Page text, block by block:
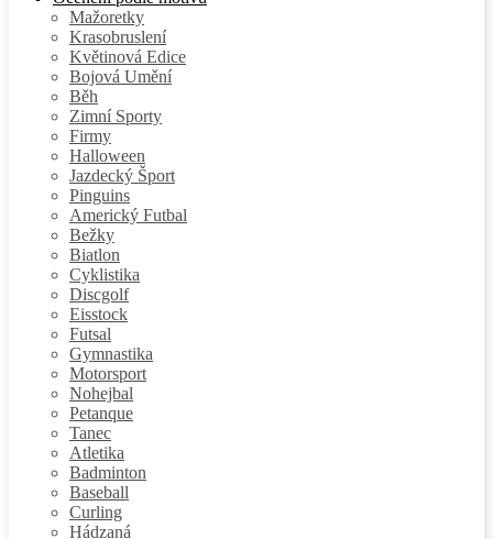
Mažoretky
Krasobruslení
Květinová Edice
Bojová Umění
Běh
Zimní Sporty
Firmy
Halloween
Jazdecký Šport
Pinguins
Americký Futbal
Bežky
Biatlon
Cyklistika
Discgolf
Eisstock
Futsal
Gymnastika
Motorsport
Nohejbal
Petanque
Tanec
Atletika
Badminton
Baseball
Curling
Hádzaná